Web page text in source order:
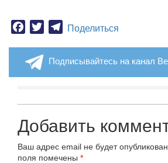
Facebook
TwitterTelegram
Поделиться
Подписывайтесь на канал
Добавить
Ваш адрес email не будет опубликован.
поля помечены *